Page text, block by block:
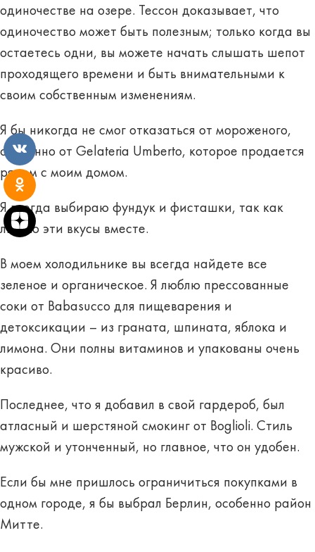
одиночестве на озере. Тессон доказывает, что
одиночество может быть полезным; только когда вы
остаетесь одни, вы можете начать слышать шепот
проходящего времени и быть внимательными к
своим собственным изменениям.
Я бы никогда не смог отказаться от мороженого,
особенно от Gelateria Umberto, которое продается
рядом с моим домом.
Я всегда выбираю фундук и фисташки, так как
люблю эти вкусы вместе.
В моем холодильнике вы всегда найдете все
зеленое и органическое. Я люблю прессованные
соки от Babasucco для пищеварения и
детоксикации – из граната, шпината, яблока и
лимона. Они полны витаминов и упакованы очень
красиво.
Последнее, что я добавил в свой гардероб, был
атласный и шерстяной смокинг от Boglioli. Стиль
мужской и утонченный, но главное, что он удобен.
Если бы мне пришлось ограничиться покупками в
одном городе, я бы выбрал Берлин, особенно район
Митте.